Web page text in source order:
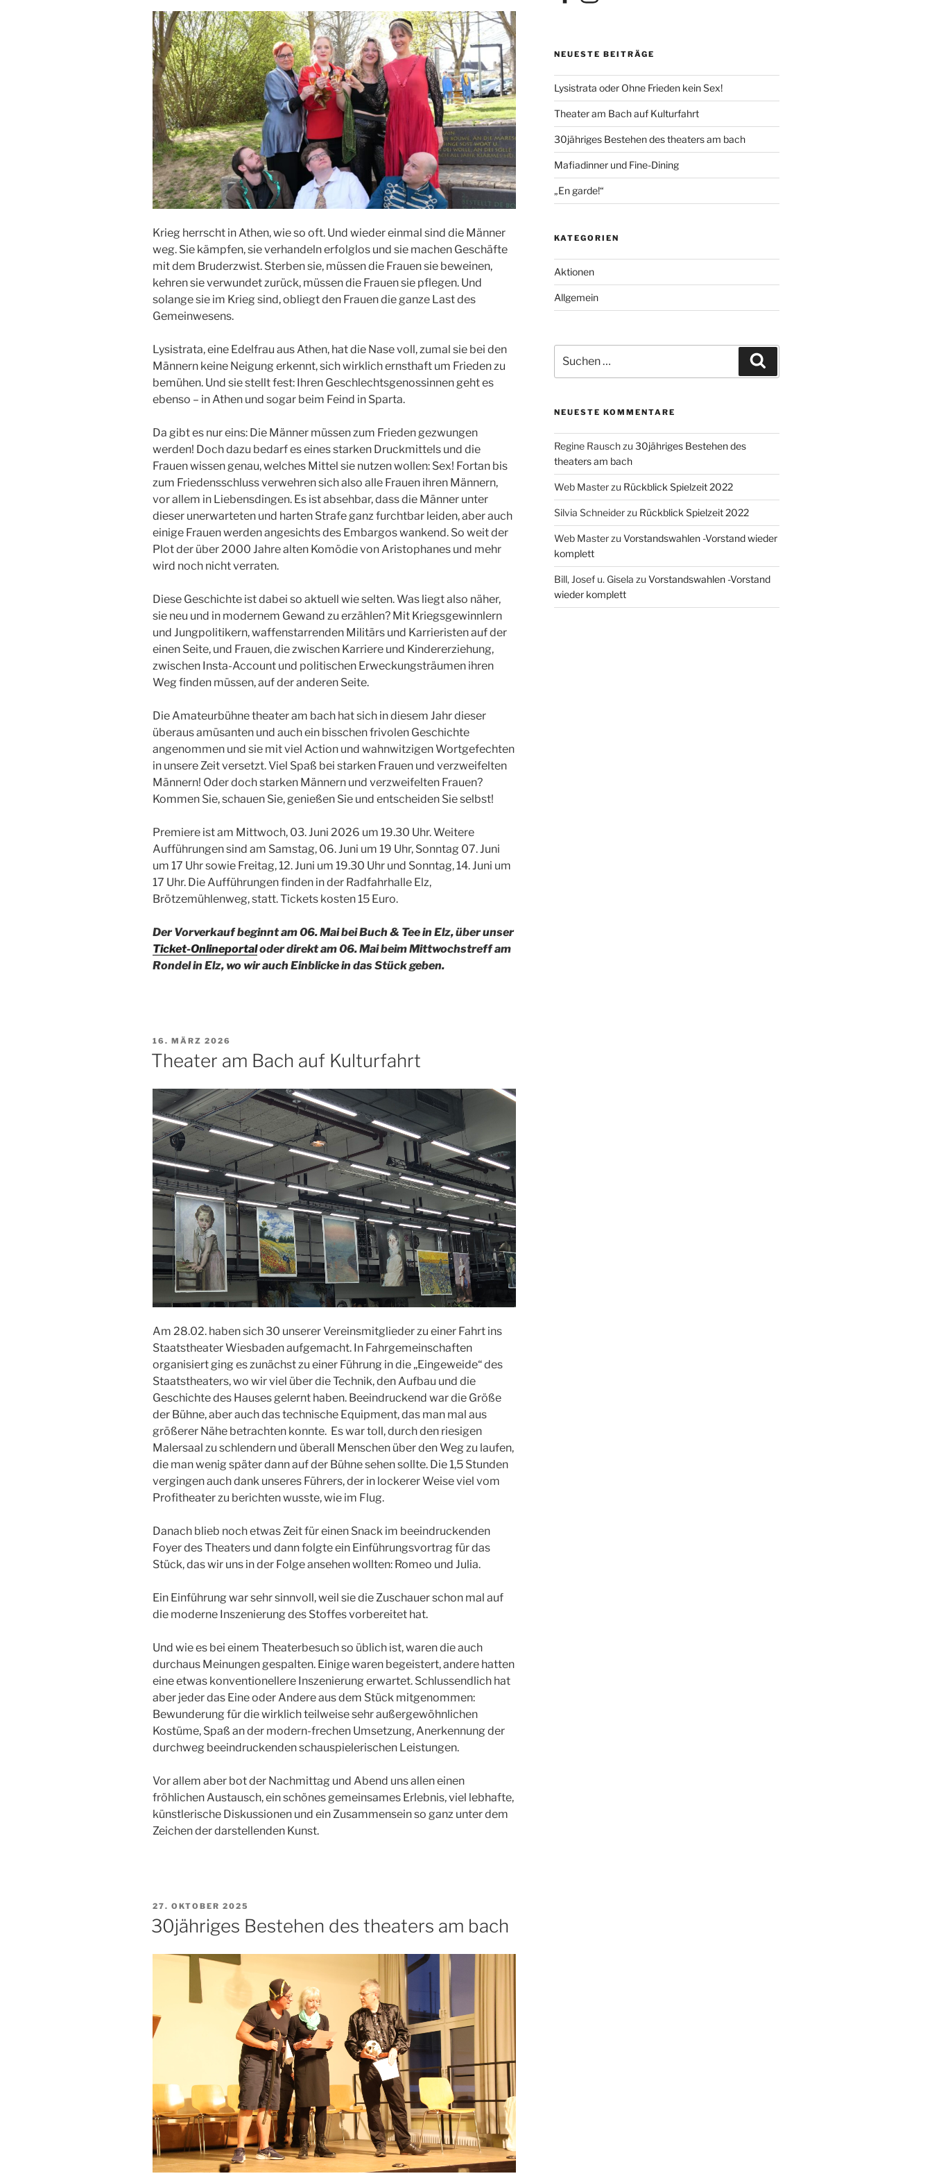
Krieg herrscht in Athen, wie so oft. Und wieder einmal sind die Männer
weg. Sie kämpfen, sie verhandeln erfolglos und sie machen Geschäfte
mit dem Bruderzwist. Sterben sie, müssen die Frauen sie beweinen,
kehren sie verwundet zurück, müssen die Frauen sie pflegen. Und
solange sie im Krieg sind, obliegt den Frauen die ganze Last des
Gemeinwesens.
Lysistrata, eine Edelfrau aus Athen, hat die Nase voll, zumal sie bei den
Männern keine Neigung erkennt, sich wirklich ernsthaft um Frieden zu
bemühen. Und sie stellt fest: Ihren Geschlechtsgenossinnen geht es
ebenso – in Athen und sogar beim Feind in Sparta.
Da gibt es nur eins: Die Männer müssen zum Frieden gezwungen
werden! Doch dazu bedarf es eines starken Druckmittels und die
Frauen wissen genau, welches Mittel sie nutzen wollen: Sex! Fortan bis
zum Friedensschluss verwehren sich also alle Frauen ihren Männern,
vor allem in Liebensdingen. Es ist absehbar, dass die Männer unter
dieser unerwarteten und harten Strafe ganz furchtbar leiden, aber auch
einige Frauen werden angesichts des Embargos wankend. So weit der
Plot der über 2000 Jahre alten Komödie von Aristophanes und mehr
wird noch nicht verraten.
Diese Geschichte ist dabei so aktuell wie selten. Was liegt also näher,
sie neu und in modernem Gewand zu erzählen? Mit Kriegsgewinnlern
und Jungpolitikern, waffenstarrenden Militärs und Karrieristen auf der
einen Seite, und Frauen, die zwischen Karriere und Kindererziehung,
zwischen Insta-Account und politischen Erweckungsträumen ihren
Weg finden müssen, auf der anderen Seite.
Die Amateurbühne theater am bach hat sich in diesem Jahr dieser
überaus amüsanten und auch ein bisschen frivolen Geschichte
angenommen und sie mit viel Action und wahnwitzigen Wortgefechten
in unsere Zeit versetzt. Viel Spaß bei starken Frauen und verzweifelten
Männern! Oder doch starken Männern und verzweifelten Frauen?
Kommen Sie, schauen Sie, genießen Sie und entscheiden Sie selbst!
Premiere ist am Mittwoch, 03. Juni 2026 um 19.30 Uhr. Weitere
Aufführungen sind am Samstag, 06. Juni um 19 Uhr, Sonntag 07. Juni
um 17 Uhr sowie Freitag, 12. Juni um 19.30 Uhr und Sonntag, 14. Juni um
17 Uhr. Die Aufführungen finden in der Radfahrhalle Elz,
Brötzemühlenweg, statt. Tickets kosten 15 Euro.
Der Vorverkauf beginnt am 06. Mai bei Buch & Tee in Elz, über unser
Ticket-Onlineportaloder direkt am 06. Mai beim Mittwochstreff am
Rondel in Elz, wo wir auch Einblicke in das Stück geben.
VERÖFFENTLICHT
AM
16. MÄRZ 2026
Theater am Bach auf Kulturfahrt
Am 28.02. haben sich 30 unserer Vereinsmitglieder zu einer Fahrt ins
Staatstheater Wiesbaden aufgemacht. In Fahrgemeinschaften
organisiert ging es zunächst zu einer Führung in die „Eingeweide“ des
Staatstheaters, wo wir viel über die Technik, den Aufbau und die
Geschichte des Hauses gelernt haben. Beeindruckend war die Größe
der Bühne, aber auch das technische Equipment, das man mal aus
größerer Nähe betrachten konnte. Es war toll, durch den riesigen
Malersaal zu schlendern und überall Menschen über den Weg zu laufen,
die man wenig später dann auf der Bühne sehen sollte. Die 1,5 Stunden
vergingen auch dank unseres Führers, der in lockerer Weise viel vom
Profitheater zu berichten wusste, wie im Flug.
Danach blieb noch etwas Zeit für einen Snack im beeindruckenden
Foyer des Theaters und dann folgte ein Einführungsvortrag für das
Stück, das wir uns in der Folge ansehen wollten: Romeo und Julia.
Ein Einführung war sehr sinnvoll, weil sie die Zuschauer schon mal auf
die moderne Inszenierung des Stoffes vorbereitet hat.
Und wie es bei einem Theaterbesuch so üblich ist, waren die auch
durchaus Meinungen gespalten. Einige waren begeistert, andere hatten
eine etwas konventionellere Inszenierung erwartet. Schlussendlich hat
aber jeder das Eine oder Andere aus dem Stück mitgenommen:
Bewunderung für die wirklich teilweise sehr außergewöhnlichen
Kostüme, Spaß an der modern-frechen Umsetzung, Anerkennung der
durchweg beeindruckenden schauspielerischen Leistungen.
Vor allem aber bot der Nachmittag und Abend uns allen einen
fröhlichen Austausch, ein schönes gemeinsames Erlebnis, viel lebhafte,
künstlerische Diskussionen und ein Zusammensein so ganz unter dem
Zeichen der darstellenden Kunst.
VERÖFFENTLICHT
AM
27. OKTOBER 2025
30jähriges Bestehen des theaters am bach
NEUESTE BEITRÄGE
Lysistrata oder Ohne Frieden kein Sex!
Theater am Bach auf Kulturfahrt
30jähriges Bestehen des theaters am bach
Mafiadinner und Fine-Dining
„En garde!“
KATEGORIEN
Aktionen
Allgemein
nach:
NEUESTE KOMMENTARE
Regine Rauschzu 30jähriges Bestehen des
theaters am bach
Web Masterzu Rückblick Spielzeit 2022
Silvia Schneiderzu Rückblick Spielzeit 2022
Web Masterzu Vorstandswahlen -Vorstand wieder
komplett
Bill, Josef u. Gisela zu Vorstandswahlen -Vorstand
wieder komplett